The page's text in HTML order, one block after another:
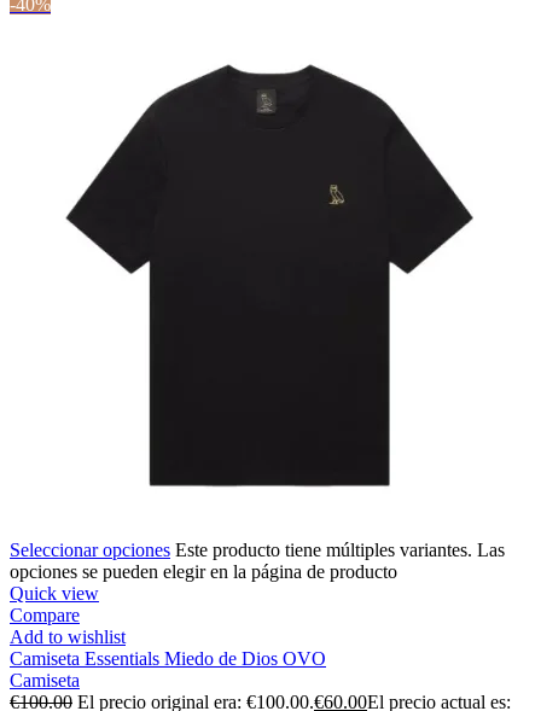
-40%
Seleccionar opciones Este producto tiene múltiples variantes. Las
opciones se pueden elegir en la página de producto
Quick view
Compare
Add to wishlist
Camiseta Essentials Miedo de Dios OVO
Camiseta
€100.00 El precio original era: €100.00.€60.00El precio actual es: